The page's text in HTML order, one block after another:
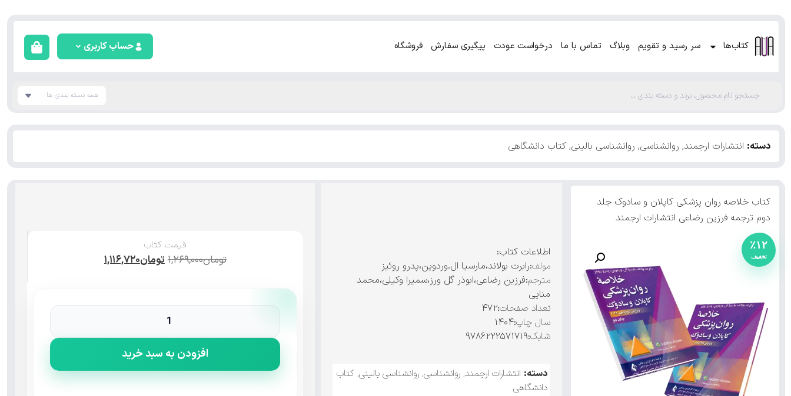
کتاب‌ها سر رسید و تقویم وبلاگ تماس با ما درخواست عودت پیگیری سفارش فروشگاه حساب کاربری
همه دسته بندی ها
دسته: انتشارات ارجمند, روانشناسی, روانشناسی بالینی, کتاب دانشگاهی
کتاب خلاصه روان پزشکی کاپلان و سادوک جلد
دوم ترجمه فرزین رضاعی انتشارات ارجمند
٪۱۲
اطلاعات کتاب:
مولف:رابرت بولاند،مارسیا ال.وردوین،پدرو روئیز
مترجم:فرزین رضاعی،ابوذر گل ورز،سمیرا وکیلی،محمد
منایی
تعداد صفحات:۴۷۲
سال چاپ:۱۴۰۴
شابک:۹۷۸۶۲۲۲۵۷۱۷۱۹
دسته: انتشارات ارجمند, روانشناسی, روانشناسی بالینی, کتاب
دانشگاهی
قیمت کتاب
تومان۱,۲۶۹,۰۰۰تومان۱,۱۱۶,۷۲۰
افزودن به سبد خرید